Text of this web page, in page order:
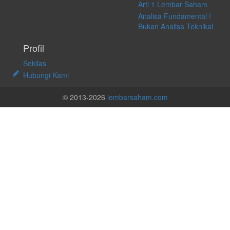
Arti 1 Lembar Saham
Analisa Fundamental !
Bukan Analisa Teknikal
Profil
Sekilas
Hubungi Kami
© 2013-2026 lembarsaham.com